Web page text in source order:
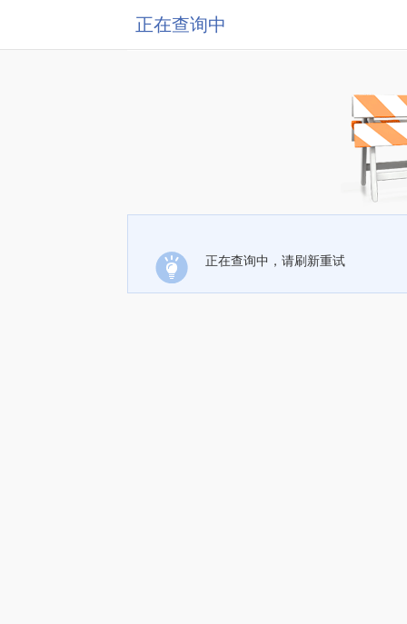
正在查询中
正在查询中，请刷新重试